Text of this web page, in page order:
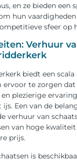
en ze bieden een
hun
sfeer op
Verhuur
biedt een
te zorgen dat
plezierige
Een van de
verhuur van
van hoge
prijs.
is